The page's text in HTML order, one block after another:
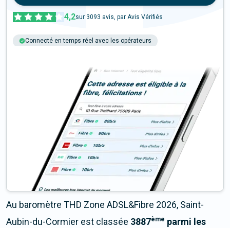
4,2sur 3093 avis, par Avis Vérifiés
Connecté en temps réel avec les opérateurs
Au baromètre THD Zone ADSL&Fibre 2026, Saint-
Aubin-du-Cormier est classée 3887ème parmi les